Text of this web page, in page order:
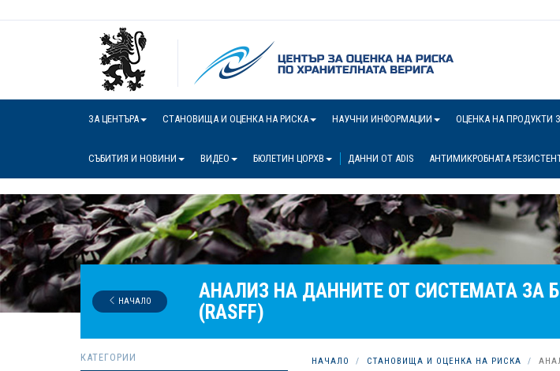
ЗА ЦЕНТЪРА СТАНОВИЩА И ОЦЕНКА НА РИСКА НАУЧНИ ИНФОРМАЦИИ ОЦЕНКА НА ПРОДУКТИ
СЪБИТИЯ И НОВИНИ ВИДЕО БЮЛЕТИН ЦОРХВ ДАННИ ОТ ADIS АНТИМИКРОБНАТА
АНАЛИЗ НА ДАННИТЕ ОТ СИСТЕМАТА ЗА
(RASFF)
НАЧАЛО
КАТЕГОРИИ НАЧАЛО СТАНОВИЩА И ОЦЕНКА НА РИСКА